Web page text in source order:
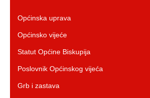
Općinska uprava
Općinsko vijeće
Statut Općine Biskupija
Poslovnik Općinskog vijeća
Grb i zastava